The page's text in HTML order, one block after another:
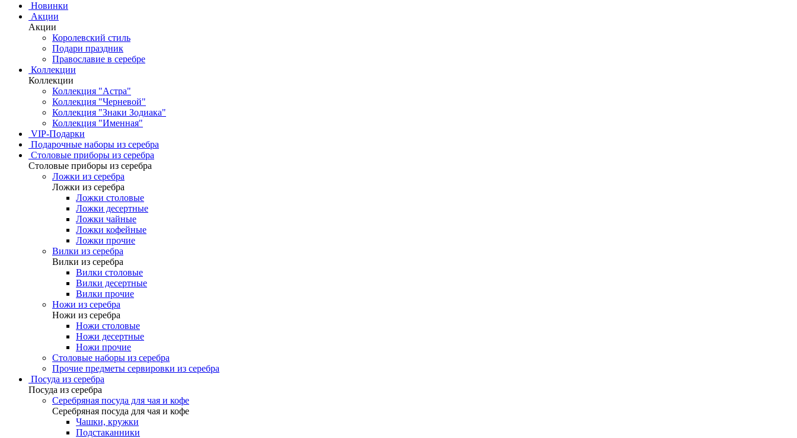
Новинки
Акции
Акции
Королевский стиль
Подари праздник
Православие в серебре
Коллекции
Коллекции
Коллекция "Астра"
Коллекция "Черневой"
Коллекция "Знаки Зодиака"
Коллекция "Именная"
VIP-Подарки
Подарочные наборы из серебра
Столовые приборы из серебра
Столовые приборы из серебра
Ложки из серебра
Ложки из серебра
Ложки столовые
Ложки десертные
Ложки чайные
Ложки кофейные
Ложки прочие
Вилки из серебра
Вилки из серебра
Вилки столовые
Вилки десертные
Вилки прочие
Ножи из серебра
Ножи из серебра
Ножи столовые
Ножи десертные
Ножи прочие
Столовые наборы из серебра
Прочие предметы сервировки из серебра
Посуда из серебра
Посуда из серебра
Серебряная посуда для чая и кофе
Серебряная посуда для чая и кофе
Чашки, кружки
Подстаканники